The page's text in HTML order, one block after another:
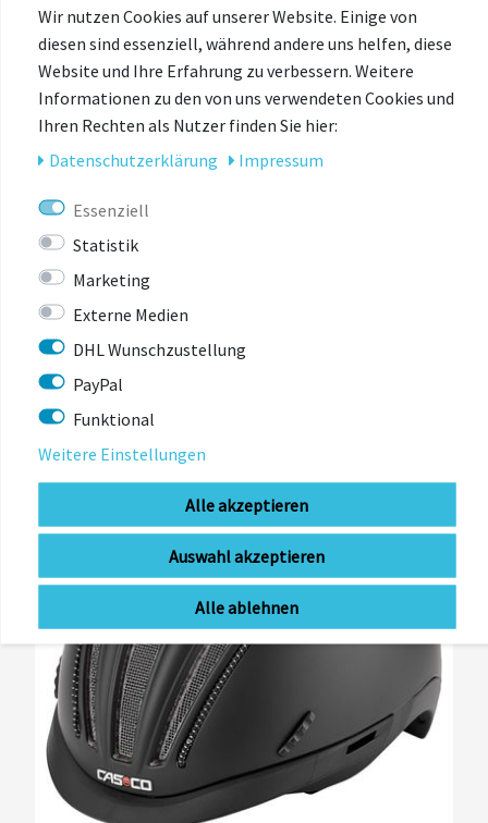
reflektierende Streifen
vier Farben
Insektenschutz
ANGESEHEN
-74%
Wir nutzen Cookies auf unserer Website. Einige von
diesen sind essenziell, während andere uns helfen, diese
Website und Ihre Erfahrung zu verbessern. Weitere
Informationen zu den von uns verwendeten Cookies und
Ihren Rechten als Nutzer finden Sie hier:
Daten­schutz­erklärung
Impressum
Essenziell
Statistik
Marketing
Externe Medien
DHL Wunschzustellung
PayPal
Funktional
Weitere Einstellungen
Alle akzeptieren
Auswahl akzeptieren
Alle ablehnen